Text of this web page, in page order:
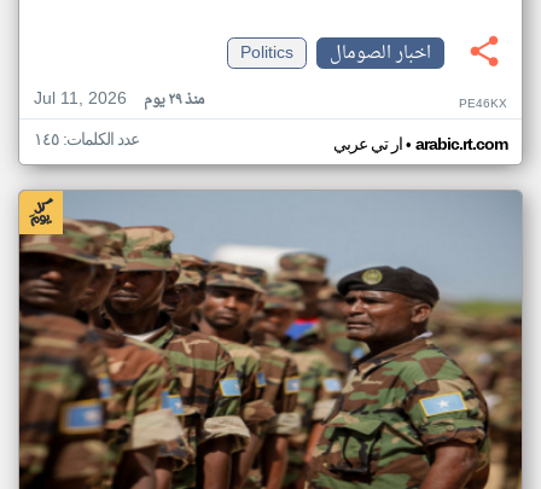
اخبار الصومال
Politics
Jul 11, 2026
منذ ٢٩ يوم PE46KX
ار تي عربي• arabic.rt.com عدد الكلمات: ١٤٥